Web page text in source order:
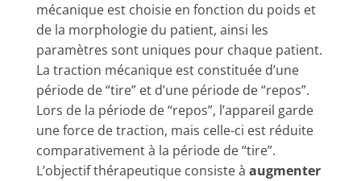
mécanique est choisie en fonction du poids et
de la morphologie du patient, ainsi les
paramètres sont uniques pour chaque patient.
La traction mécanique est constituée d’une
période de “tire” et d’une période de “repos”.
Lors de la période de “repos”, l’appareil garde
une force de traction, mais celle-ci est réduite
comparativement à la période de “tire”.
L’objectif thérapeutique consiste à augmenter